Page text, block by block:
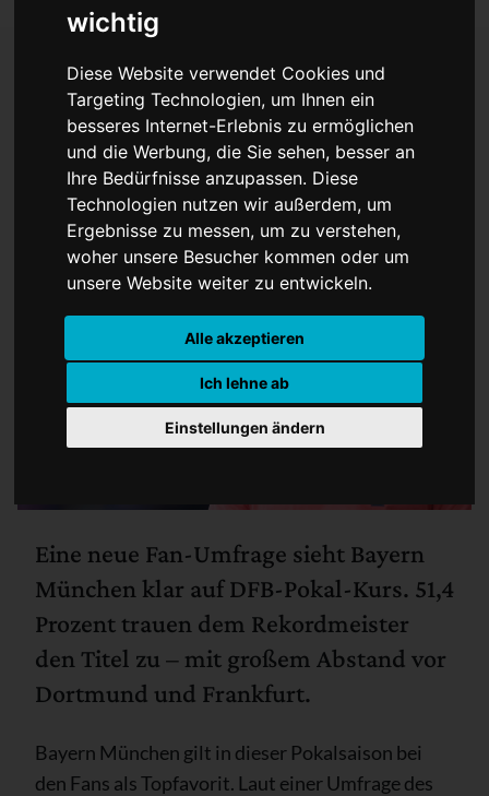
wichtig
Diese Website verwendet Cookies und
Targeting Technologien, um Ihnen ein
besseres Internet-Erlebnis zu ermöglichen
und die Werbung, die Sie sehen, besser an
Ihre Bedürfnisse anzupassen. Diese
Technologien nutzen wir außerdem, um
Ergebnisse zu messen, um zu verstehen,
woher unsere Besucher kommen oder um
unsere Website weiter zu entwickeln.
Alle akzeptieren
Ich lehne ab
Einstellungen ändern
Mehrheit der Fans:
Bayern München holt den
DFB-Pokal
Eine neue Fan-Umfrage sieht Bayern
München klar auf DFB-Pokal-Kurs. 51,4
Prozent trauen dem Rekordmeister
den Titel zu – mit großem Abstand vor
Dortmund und Frankfurt.
Bayern München gilt in dieser Pokalsaison bei
den Fans als Topfavorit. Laut einer Umfrage des